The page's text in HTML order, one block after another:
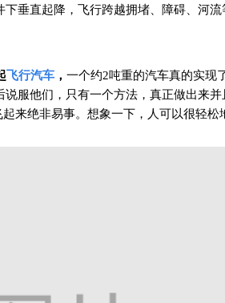
垂直起降，飞行跨越拥堵、障碍、河
飞行汽车 ， 一个约2吨重的汽车真的实现
服他们，只有一个方法，真正做出来并
来绝非易事。想象一下，人可以很轻松